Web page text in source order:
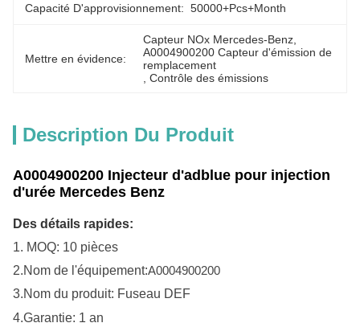
Capacité D'approvisionnement: 50000+Pcs+Month
Mettre en évidence:
Capteur NOx Mercedes-Benz
A0004900200 Capteur d'émission de
remplacement
, Contrôle des émissions
Description Du Produit
A0004900200 Injecteur d'adblue pour injection
d'urée Mercedes Benz
Des détails rapides:
1. MOQ: 10 pièces
2.Nom de l'équipement:A0004900200
3.Nom du produit: Fuseau DEF
4.Garantie: 1 an